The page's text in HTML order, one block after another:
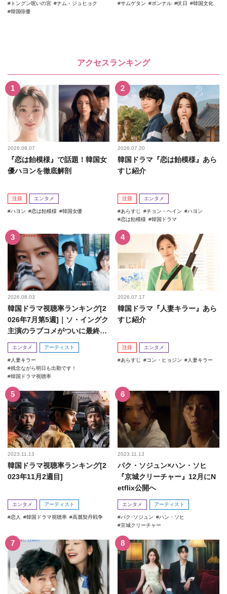
トングン呪いの宮
ナム・ジュヒョク
韓国俳優
サムゲタン ポンナル 伏日 韓国文化
アクセスランキング
2026.08.07
『恋は飴模様』で話題！韓国女
優ハヨンを徹底解剖
注目 エンタメ
ハヨン 恋は飴模様 韓国女優
2026.07.20
韓国ドラマ『恋は飴模様』あら
すじ紹介
注目 エンタメ
あらすじ チョン・ヘイン
ハヨン
恋は飴模様
韓国ドラマ
2026.08.03
韓国ドラマ視聴率ランキング[2
026年7月第5週]｜ソ・イングク
主演のラブコメがついに最終
回！
エンタメ アーティスト
人妻キラー
残念ながら明日も出勤です！
韓国ドラマ視聴率
2026.07.17
韓国ドラマ『人妻キラー』あら
すじ紹介
注目 エンタメ
あらすじ コン・ヒョジン 人妻キラー
2023.11.13
韓国ドラマ視聴率ランキング[2
023年11月2週目]
エンタメ アーティスト
恋人 韓国ドラマ視聴率 高麗契丹戦争
2023.11.13
パク・ソジュン×ハン・ソヒ
『京城クリーチャー』12月にN
etflix公開へ
エンタメ アーティスト
パク･ソジュン
ハン・ソヒ
京城クリーチャー